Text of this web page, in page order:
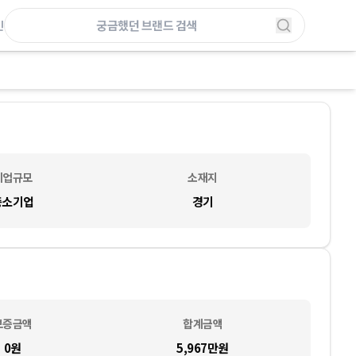
규모 소재지
기업 경기
금액 합계금액
0원 5,967만원